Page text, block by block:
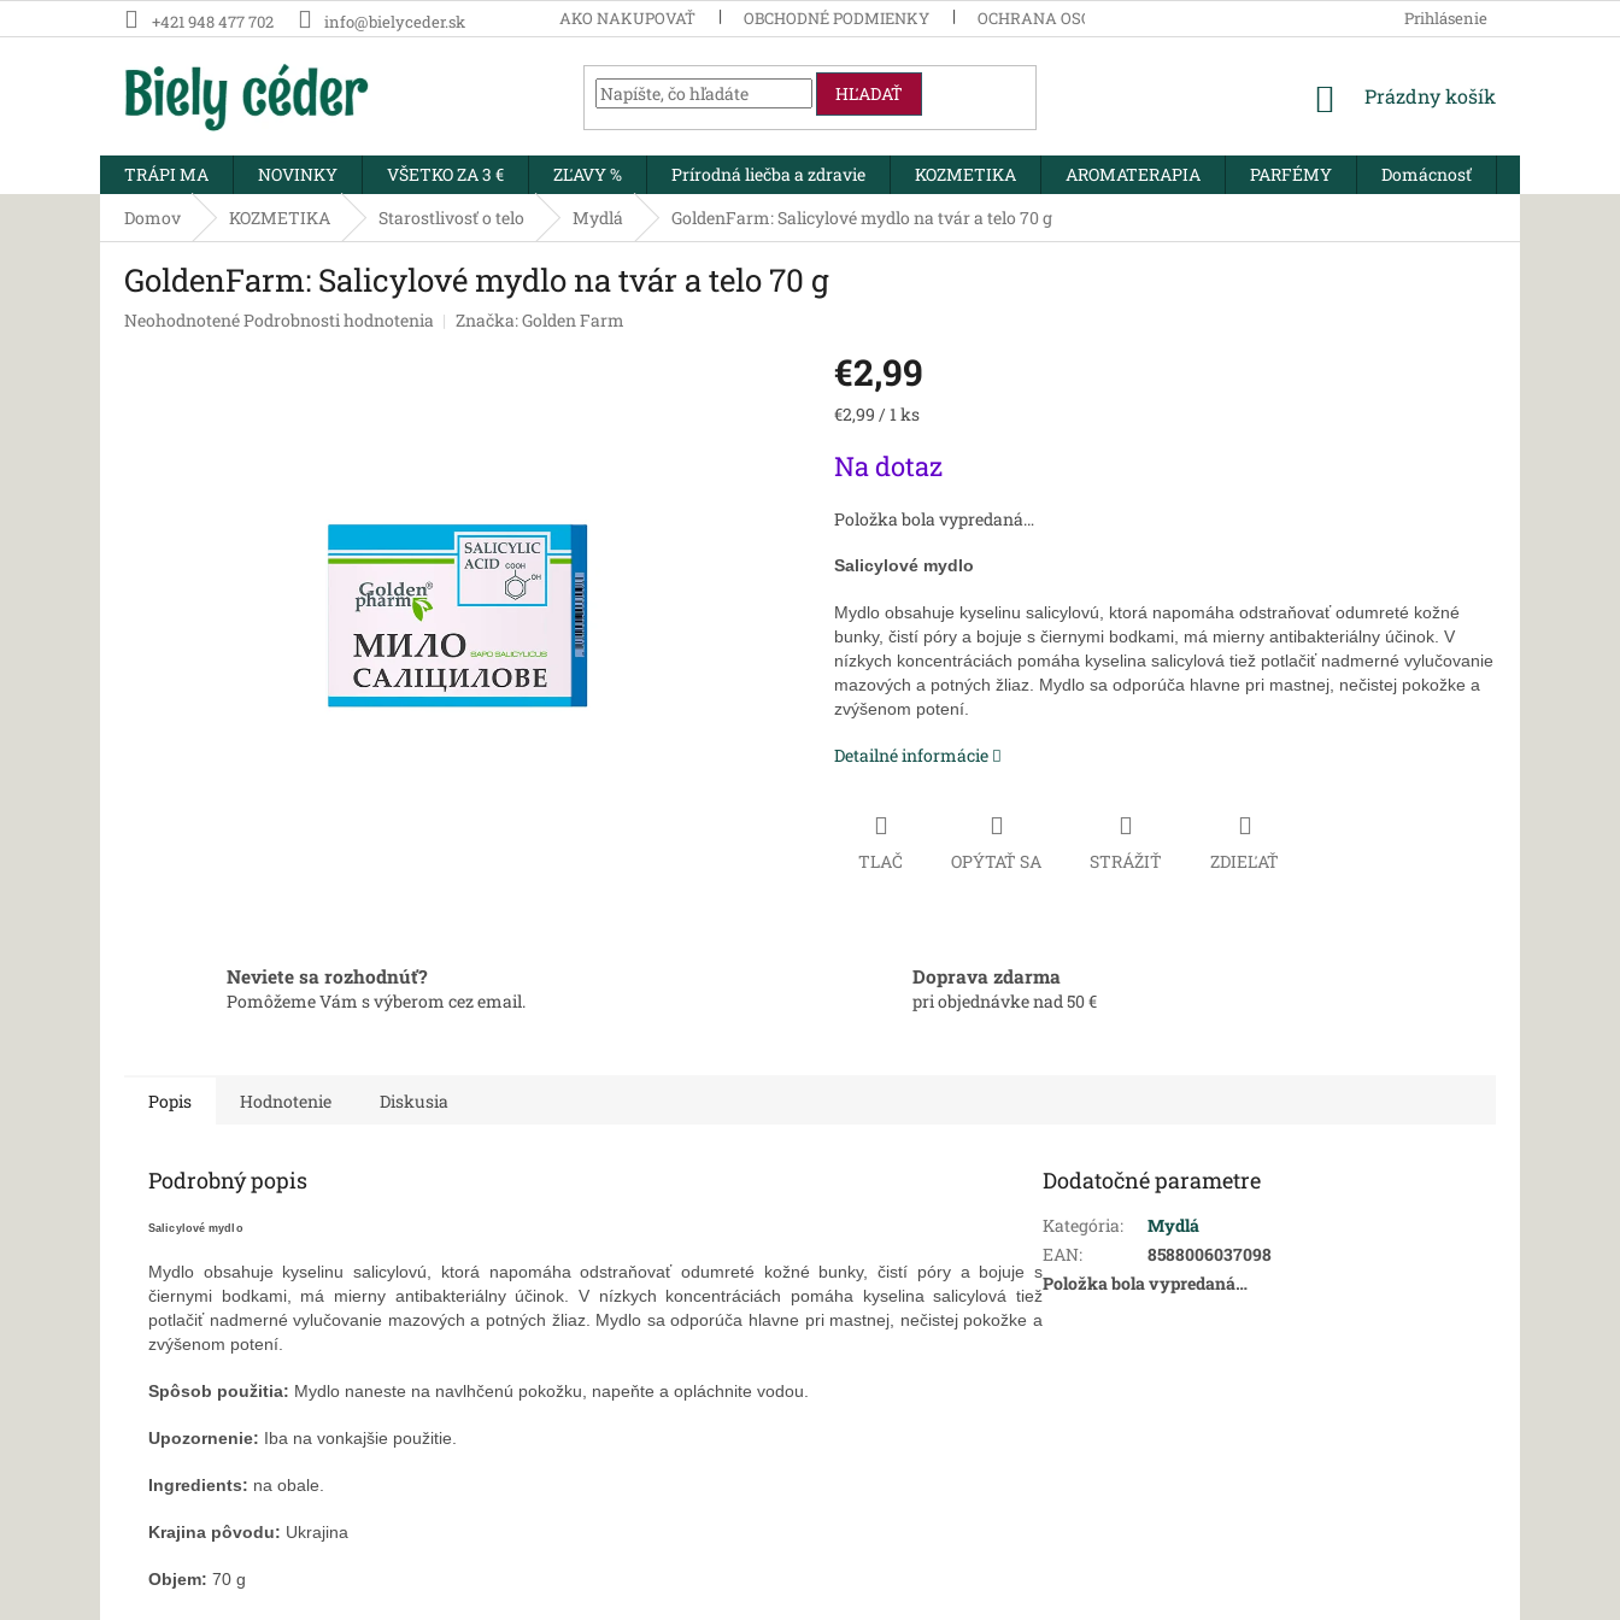
na
+421 948 477 702 info@bielyceder.sk AKO NAKUPOVAŤ OBCHODNÉ PODMIENKY OCHRANA OSOBNÝCH ÚDAJOV Prihlásenie
HĽADAŤ
NÁKUPNÝ
Prázdny košík
TRÁPI MA NOVINKY VŠETKO ZA 3 € ZĽAVY % Prírodná liečba a zdravie KOZMETIKA AROMATERAPIA PARFÉMY Domácnosť
Domov
KOZMETIKA Starostlivosť o telo Mydlá GoldenFarm: Salicylové mydlo na tvár a telo 70 g
GoldenFarm: Salicylové mydlo na tvár a telo 70 g
Priemerné
NeohodnotenéPodrobnosti hodnotenia Značka:Golden Farm
€2,99
Jednotková
€2,99 / 1 ks
Na dotaz
Položka bola vypredaná…
Salicylové mydlo
Mydlo obsahuje kyselinu salicylovú, ktorá napomáha odstraňovať odumreté kožné
bunky, čistí póry a bojuje s čiernymi bodkami, má mierny antibakteriálny účinok. V
nízkych koncentráciách pomáha kyselina salicylová tiež potlačiť nadmerné vylučovanie
mazových a potných žliaz. Mydlo sa odporúča hlavne pri mastnej, nečistej pokožke a
zvýšenom potení.
Detailné informácie
TLAČ OPÝTAŤ SA STRÁŽIŤ ZDIEĽAŤ
Neviete sa rozhodnúť?
Pomôžeme Vám s výberom cez email.
Doprava zdarma
pri objednávke nad 50 €
Popis Hodnotenie Diskusia
Podrobný popis
Salicylové mydlo
Mydlo obsahuje kyselinu salicylovú, ktorá napomáha odstraňovať odumreté kožné bunky, čistí póry a bojuje s
čiernymi bodkami, má mierny antibakteriálny účinok. V nízkych koncentráciách pomáha kyselina salicylová tiež
potlačiť nadmerné vylučovanie mazových a potných žliaz. Mydlo sa odporúča hlavne pri mastnej, nečistej pokožke a
zvýšenom potení.
Spôsob použitia: Mydlo naneste na navlhčenú pokožku, napeňte a opláchnite vodou.
Upozornenie: Iba na vonkajšie použitie.
Ingredients: na obale.
Krajina pôvodu: Ukrajina
Objem: 70 g
Dodatočné parametre
Kategória:
Mydlá
EAN:
8588006037098
Položka bola vypredaná…